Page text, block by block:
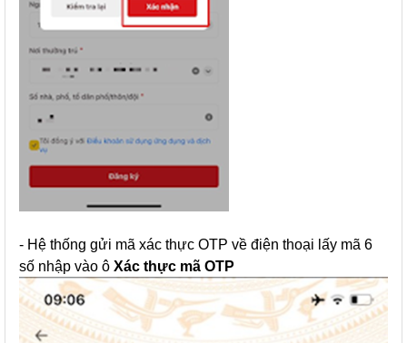
- Hệ thống gửi mã xác thực OTP về điện thoại lấy mã 6
số nhập vào ô Xác thực mã OTP